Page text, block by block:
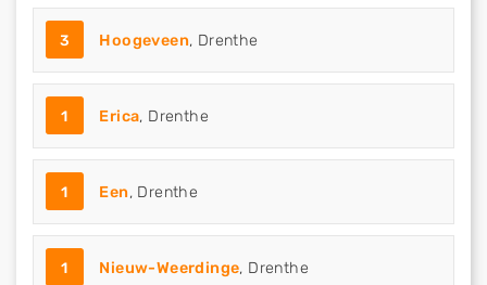
3 Hoogeveen, Drenthe
1 Erica, Drenthe
1 Een, Drenthe
1 Nieuw-Weerdinge, Drenthe